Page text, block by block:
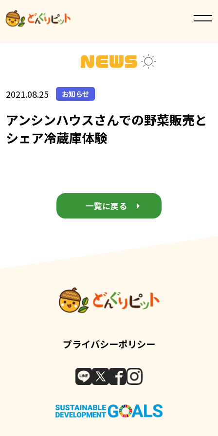
2021.08.25 お知らせ
アンシンハウスさんでの野菜販売と
シェア冷蔵庫体験
一覧に戻る
プライバシーポリシー